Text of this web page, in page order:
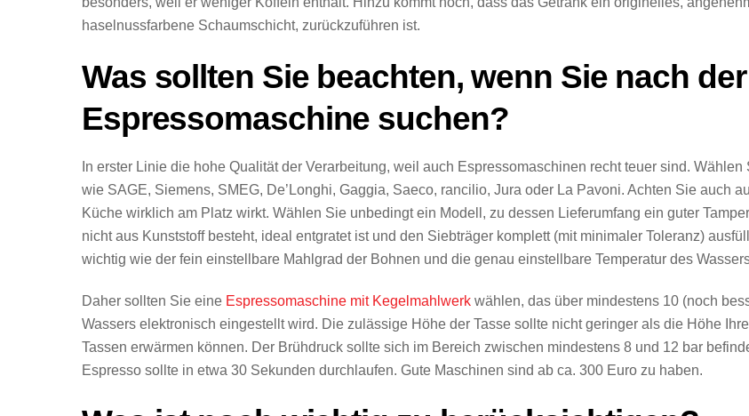
haselnussfarbene Schaumschicht, zurückzuführen ist.
Was sollten Sie beachten, wenn Sie nach
Espressomaschine suchen?
In erster Linie die hohe Qualität der Verarbeitung, weil auch Espressomaschinen recht teuer sind.
wie SAGE, Siemens, SMEG, De’Longhi, Gaggia, Saeco, rancilio, Jura oder La Pavoni. Achten Sie auch
Küche wirklich am Platz wirkt. Wählen Sie unbedingt ein Modell, zu dessen Lieferumfang ein guter
nicht aus Kunststoff besteht, ideal entgratet ist und den Siebträger komplett (mit minimaler Toleranz)
wichtig wie der fein einstellbare Mahlgrad der Bohnen und die genau einstellbare Temperatur des
Daher sollten Sie eine Espressomaschine mit Kegelmahlwerk wählen, das über mindestens 10 (noch
Wassers elektronisch eingestellt wird. Die zulässige Höhe der Tasse sollte nicht geringer als die Höhe
Tassen erwärmen können. Der Brühdruck sollte sich im Bereich zwischen mindestens 8 und 12 bar
Espresso sollte in etwa 30 Sekunden durchlaufen. Gute Maschinen sind ab ca. 300 Euro zu haben.